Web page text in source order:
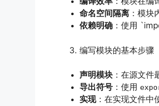
命名空间隔离 ：模块
依赖明确 ：使用
编写模块的基本步骤
声明模块 ：在源文件
导出符号 ：使用
实现：在实现文件中